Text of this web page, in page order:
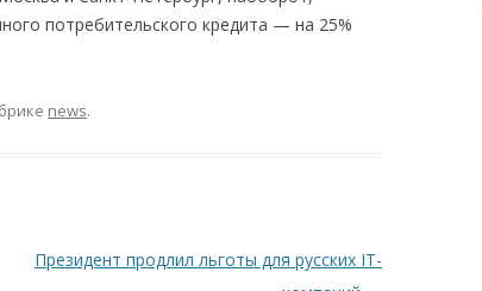
потребительского кредита — на 25%
news.
Президент продлил льготы для русских IT-